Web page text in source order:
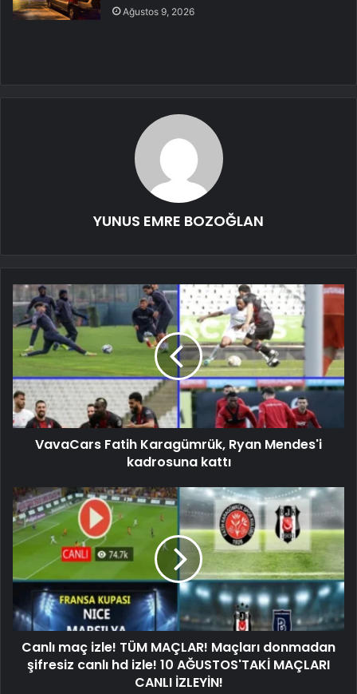
Ağustos 9, 2026
YUNUS EMRE BOZOĞLAN
VavaCars Fatih Karagümrük, Ryan Mendes'i
kadrosuna kattı
Canlı maç izle! TÜM MAÇLAR! Maçları donmadan
şifresiz canlı hd izle! 10 AĞUSTOS'TAKİ MAÇLARI
CANLI İZLEYİN!